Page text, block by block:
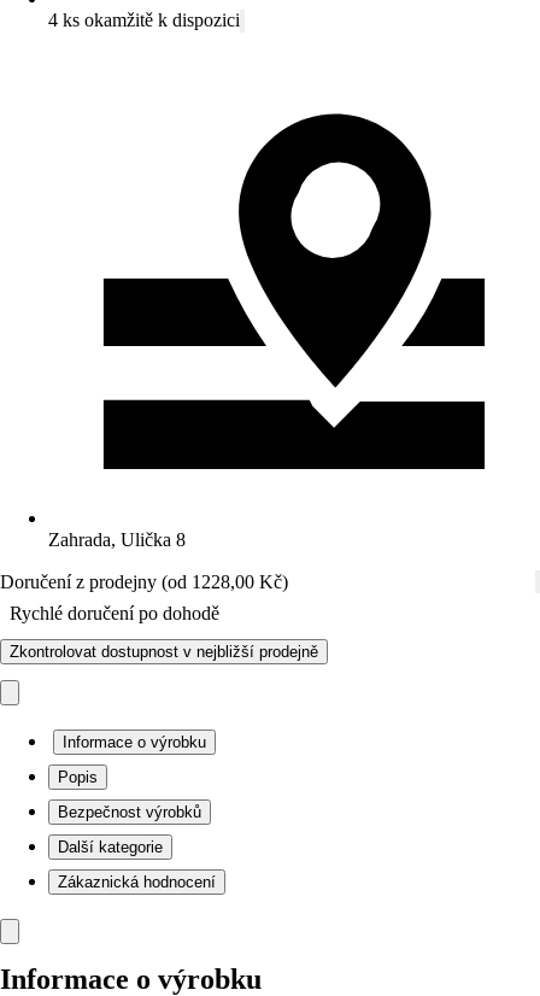
4 ks okamžitě k dispozici
Zahrada, Ulička 8
Doručení z prodejny (od 1228,00 Kč)
Rychlé doručení po dohodě
Zkontrolovat dostupnost v nejbližší prodejně
Informace o výrobku
Popis
Bezpečnost výrobků
Další kategorie
Zákaznická hodnocení
Informace o výrobku